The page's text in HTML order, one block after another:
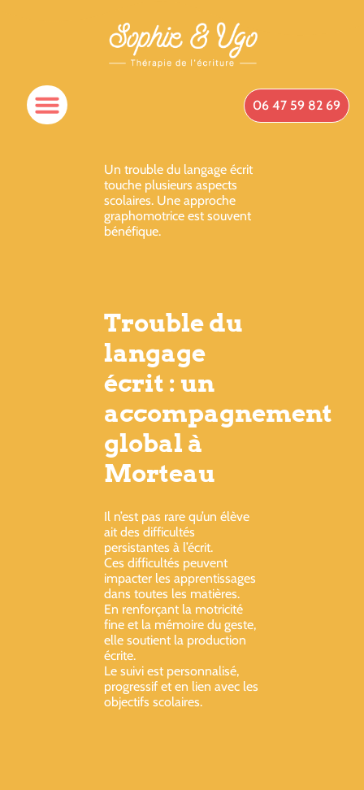
06 47 59 82 69
Un trouble du langage écrit
touche plusieurs aspects
scolaires. Une approche
graphomotrice est souvent
bénéfique.
Trouble du
langage
écrit : un
accompagnement
global à
Morteau
Il n’est pas rare qu’un élève
ait des difficultés
persistantes à l’écrit.
Ces difficultés peuvent
impacter les apprentissages
dans toutes les matières.
En renforçant la motricité
fine et la mémoire du geste,
elle soutient la production
écrite.
Le suivi est personnalisé,
progressif et en lien avec les
objectifs scolaires.